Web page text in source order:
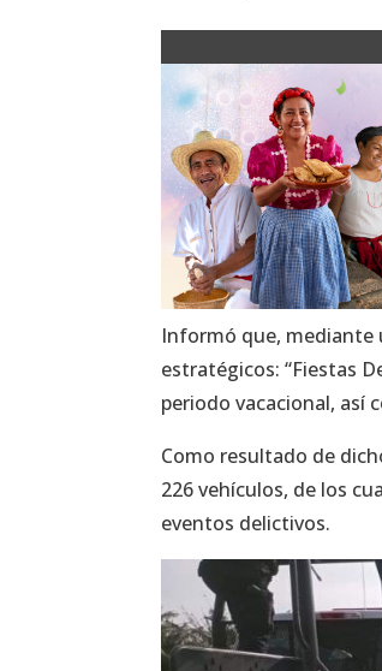
Informó que, mediante
estratégicos: “Fiestas
periodo vacacional, así
Como resultado de
226 vehículos, de los
eventos delictivos.